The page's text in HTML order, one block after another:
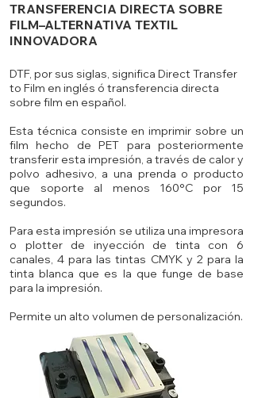
TRANSFERENCIA DIRECTA SOBRE
FILM–ALTERNATIVA TEXTIL
INNOVADORA
DTF, por sus siglas, significa Direct Transfer
to Film en inglés ó transferencia directa
sobre film en español.
Esta técnica consiste en imprimir sobre un
film hecho de PET para posteriormente
transferir esta impresión, a través de calor y
polvo adhesivo, a una prenda o producto
que soporte al menos 160°C por 15
segundos.
Para esta impresión se utiliza una impresora
o plotter de inyección de tinta con 6
canales, 4 para las tintas CMYK y 2 para la
tinta blanca que es la que funge de base
para la impresión.
Permite un alto volumen de personalización.